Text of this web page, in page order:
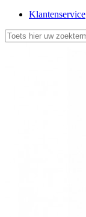
Klantenservice